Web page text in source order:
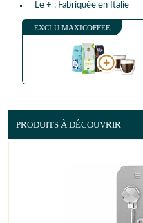
Le + : Fabriquée en Italie
EXCLU MAXICOFFEE
PRODUITS À DÉCOUVRIR